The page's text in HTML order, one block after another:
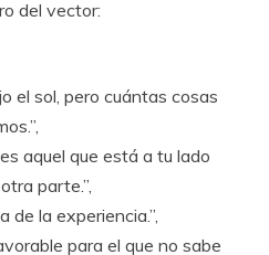
del vector:
el sol, pero cuántas cosas
aquel que está a tu lado
parte.”,
de la experiencia.”,
para el que no sabe